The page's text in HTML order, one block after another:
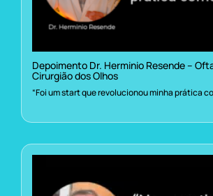
Depoimento Dr. Herminio Resende –
Cirurgião dos Olhos
“Foi um start que revolucionou minha prática